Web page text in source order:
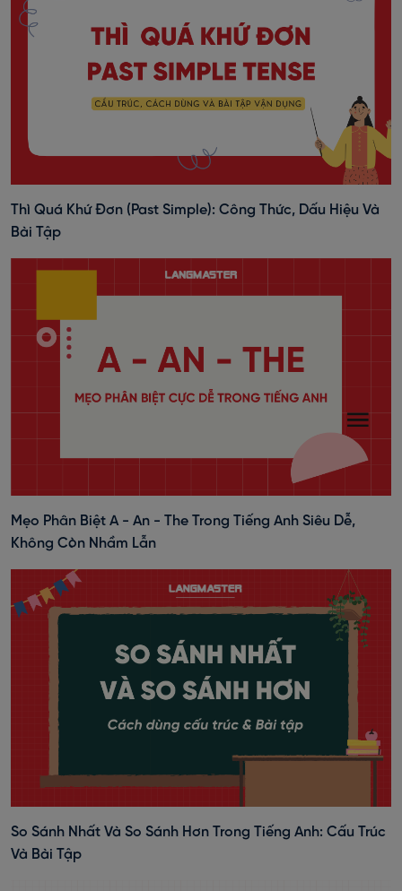
Thì Quá Khứ Đơn (past Simple): Công Thức, Dấu Hiệu Và
Bài Tập
Mẹo Phân Biệt A - An - The Trong Tiếng Anh Siêu Dễ,
Không Còn Nhầm Lẫn
So Sánh Nhất Và So Sánh Hơn Trong Tiếng Anh: Cấu Trúc
Và Bài Tập